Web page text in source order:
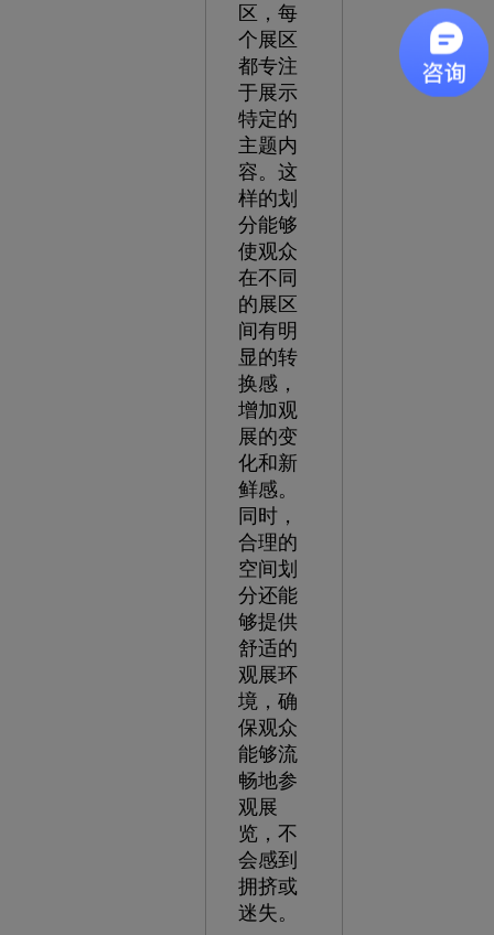
区，每
个展区
都专注
于展示
特定的
主题内
容。这
样的划
分能够
使观众
在不同
的展区
间有明
显的转
换感，
增加观
展的变
化和新
鲜感。
同时，
合理的
空间划
分还能
够提供
舒适的
观展环
境，确
保观众
能够流
畅地参
观展
览，不
会感到
拥挤或
迷失。